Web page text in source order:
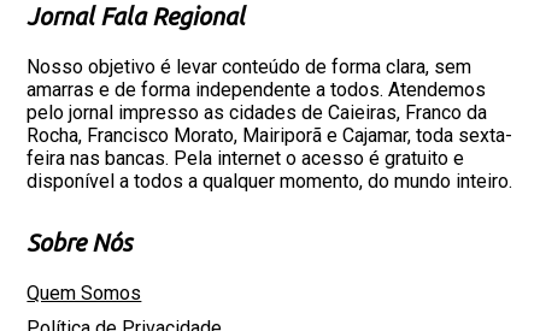
Jornal Fala Regional
Nosso objetivo é levar conteúdo de forma clara, sem
amarras e de forma independente a todos. Atendemos
pelo jornal impresso as cidades de Caieiras, Franco da
Rocha, Francisco Morato, Mairiporã e Cajamar, toda sexta-
feira nas bancas. Pela internet o acesso é gratuito e
disponível a todos a qualquer momento, do mundo inteiro.
Sobre Nós
Quem Somos